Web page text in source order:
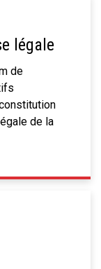
légale
de
de la